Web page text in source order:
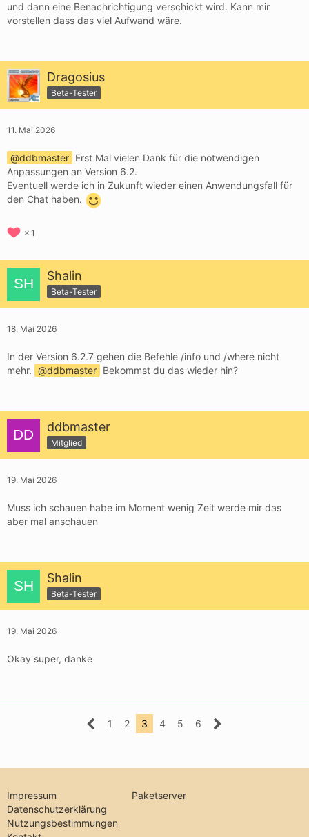
und dann eine Benachrichtigung verschickt wird. Kann mir
vorstellen dass das viel Aufwand wäre.
Dragosius
Beta-Tester
11. Mai 2026
ddbmaster Erst Mal vielen Dank für die notwendigen
Anpassungen an Version 6.2.
Eventuell werde ich in Zukunft wieder einen Anwendungsfall für
den Chat haben.
1
Shalin
Beta-Tester
18. Mai 2026
In der Version 6.2.7 gehen die Befehle /info und /where nicht
mehr.
ddbmaster Bekommst du das wieder hin?
ddbmaster
Mitglied
19. Mai 2026
Muss ich schauen habe im Moment wenig Zeit werde mir das
aber mal anschauen
Shalin
Beta-Tester
19. Mai 2026
Okay super, danke
1 2 3 4 5 6
Impressum
Datenschutzerklärung
Nutzungsbestimmungen
Paketserver